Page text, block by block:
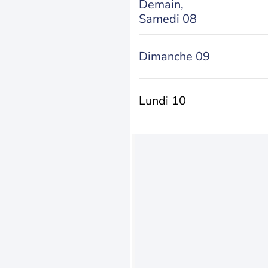
Demain,
Samedi 08
Dimanche 09
Lundi 10